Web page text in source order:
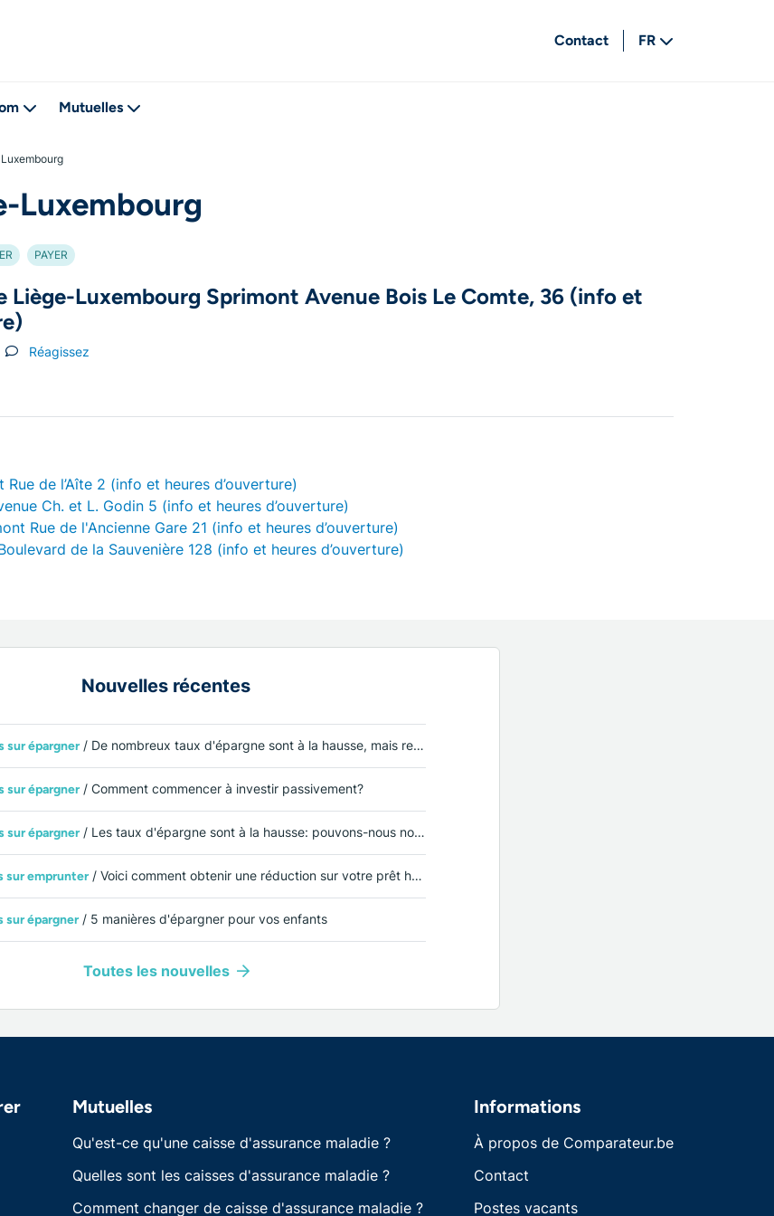
Contact
FR
Mutuelles
Luxembourg
PAYER
Liège-Luxembourg Sprimont Avenue Bois Le Comte, 36 (info et
Réagissez
de l’Aîte 2 (info et heures d’ouverture)
Ch. et L. Godin 5 (info et heures d’ouverture)
Rue de l'Ancienne Gare 21 (info et heures d’ouverture)
de la Sauvenière 128 (info et heures d’ouverture)
Nouvelles récentes
sur épargner/ De nombreux taux d'épargne sont à la hausse, mais resteront-ils élevés?
sur épargner/ Comment commencer à investir passivement?
sur épargner/ Les taux d'épargne sont à la hausse: pouvons-nous nous attendre à d’autres augmentations?
sur emprunter/ Voici comment obtenir une réduction sur votre prêt hypothécaire pour l’achat d’une habitation...
sur épargner/ 5 manières d'épargner pour vos enfants
Toutes les nouvelles
Mutuelles
Qu'est-ce qu'une caisse d'assurance maladie ?
Quelles sont les caisses d'assurance maladie ?
Comment changer de caisse d'assurance maladie ?
Informations
À propos de Comparateur.be
Contact
Postes vacants